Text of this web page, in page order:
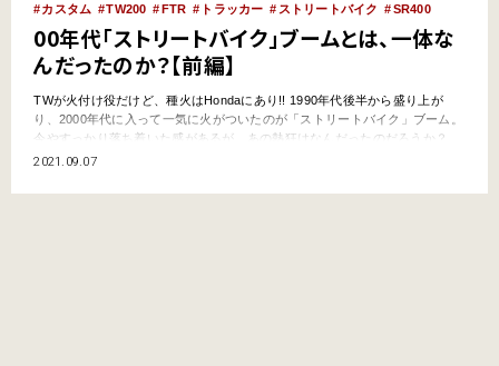
カスタム TW200 FTR トラッカー ストリートバイク SR400
00年代「ストリートバイク」ブームとは、一体な
んだったのか？【前編】
TWが火付け役だけど、種火はHondaにあり!! 1990年代後半から盛り上が
り、2000年代に入って一気に火がついたのが「ストリートバイク」ブーム。
今やすっかり落ち着いた感があるが、あの熱狂はなんだったのだろうか？
1980年代後半からはじまったレーサーレプリカブームによる性能至上主義か
にして十分な性能で、多くのライダーにバ…
2021.09.07